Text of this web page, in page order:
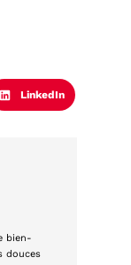
LinkedIn
bien-
douces